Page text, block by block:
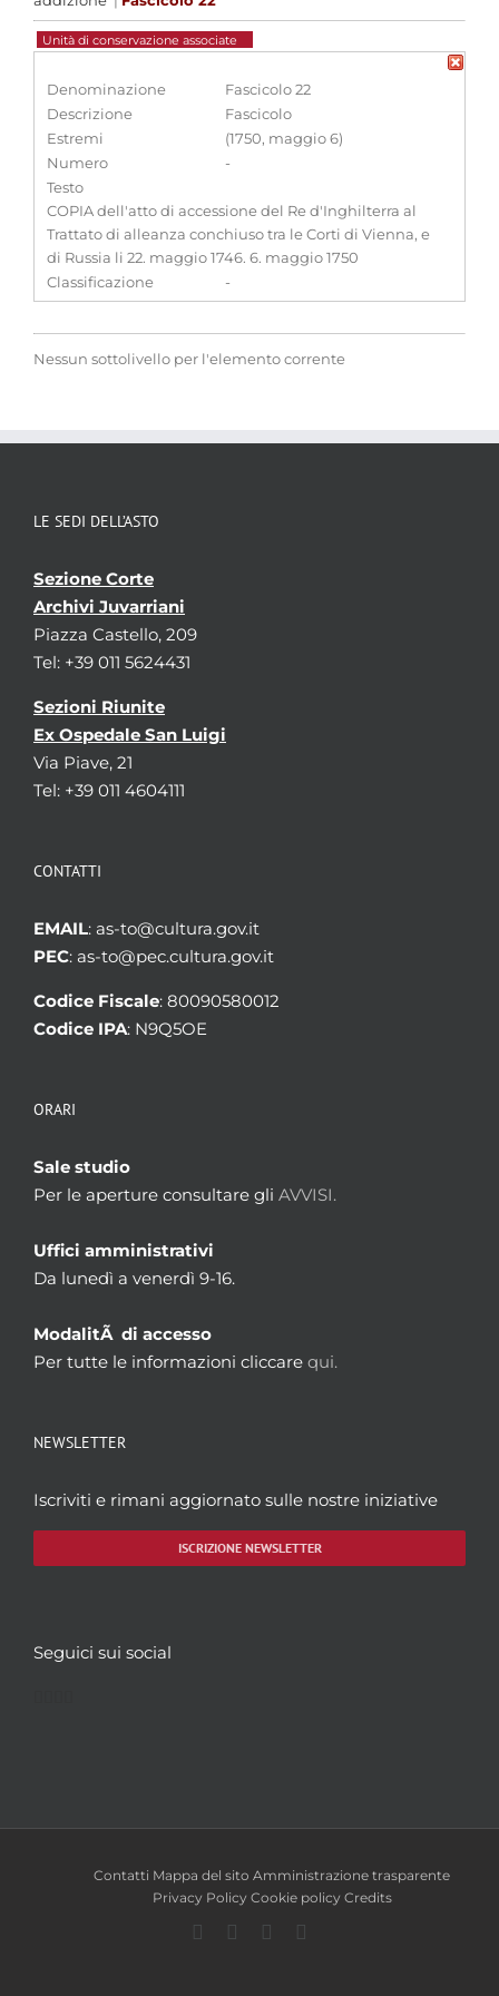
Unità di conservazione associate
Denominazione
Fascicolo 22
Descrizione
Fascicolo
Estremi
(1750, maggio 6)
Numero
-
Testo
COPIA dell'atto di accessione del Re d'Inghilterra al
Trattato di alleanza conchiuso tra le Corti di Vienna, e
di Russia li 22. maggio 1746. 6. maggio 1750
Classificazione
-
Nessun sottolivello per l'elemento corrente
LE SEDI DELL’ASTO
Sezione Corte
Archivi Juvarriani
Piazza Castello, 209
Tel: +39 011 5624431
Sezioni Riunite
Ex Ospedale San Luigi
Via Piave, 21
Tel: +39 011 4604111
CONTATTI
EMAIL: as-to@cultura.gov.it
PEC: as-to@pec.cultura.gov.it
Codice Fiscale: 80090580012
Codice IPA: N9Q5OE
ORARI
Sale studio
Per le aperture consultare gli AVVISI.
Uffici amministrativi
Da lunedì a venerdì 9-16.
ModalitÃ di accesso
Per tutte le informazioni cliccare qui.
NEWSLETTER
Iscriviti e rimani aggiornato sulle nostre iniziative
ISCRIZIONE NEWSLETTER
Seguici sui social
Contatti Mappa del sito Amministrazione trasparente
Privacy Policy Cookie policy Credits
Facebook
TwitterYouTube